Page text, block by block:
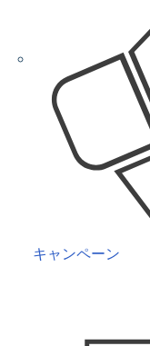
キャンペーン